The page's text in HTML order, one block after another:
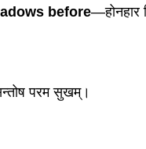
before—होनहार
परम सुखम्।